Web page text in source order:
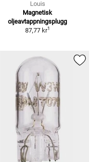
Louis
Magnetisk
oljeavtappningsplugg
87,77 kr1